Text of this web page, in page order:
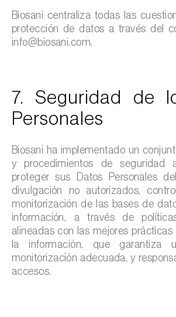
Biosani centraliza todas las
protección de datos a través del
info@biosani.com.
7. Seguridad de
Personales
Biosani ha implementado un
y procedimientos de seguridad
proteger sus Datos Personales
divulgación no autorizados,
monitorización de las bases de
información, a través de
alineadas con las mejores
la información, que garantiza
monitorización adecuada, y
accesos.